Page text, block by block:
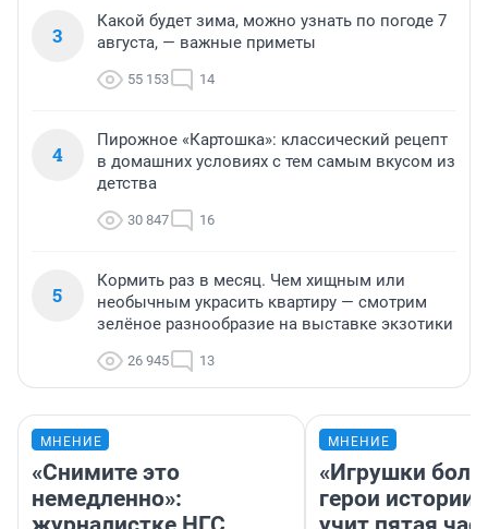
3
Какой будет зима, можно узнать по погоде 7
августа, — важные приметы
55 153 14
4
Пирожное «Картошка»: классический рецепт
в домашних условиях с тем самым вкусом из
детства
30 847 16
5
Кормить раз в месяц. Чем хищным или
необычным украсить квартиру — смотрим
зелёное разнообразие на выставке экзотики
26 945 13
МНЕНИЕ
«Снимите это
немедленно»:
МНЕНИЕ
«Игрушки
герои